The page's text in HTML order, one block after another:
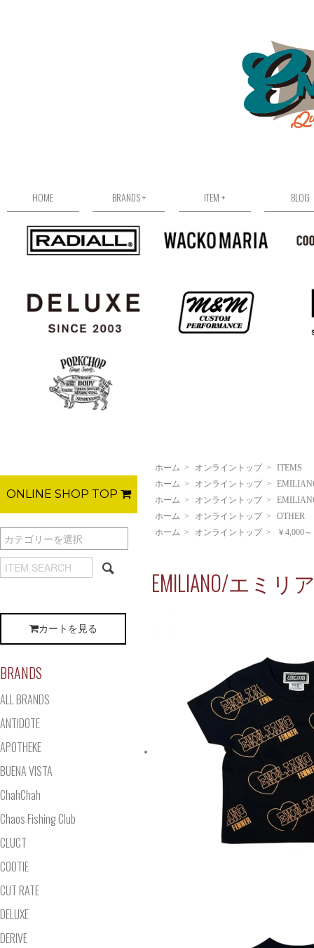
HOME BRANDS + ITEM + BLOG
ホーム > オンライントップ >
ITEMS
ホーム > オンライントップ >
ホーム > オンライントップ >
ホーム > オンライントップ >
OTHER
ホーム > オンライントップ > ￥4,000
EMILIANO/エミリア
ONLINE SHOP TOP
カートを見る
BRANDS
ALL BRANDS
ANTIDOTE
APOTHEKE
BUENA VISTA
ChahChah
Chaos Fishing Club
CLUCT
COOTIE
CUT RATE
DELUXE
DERIVE